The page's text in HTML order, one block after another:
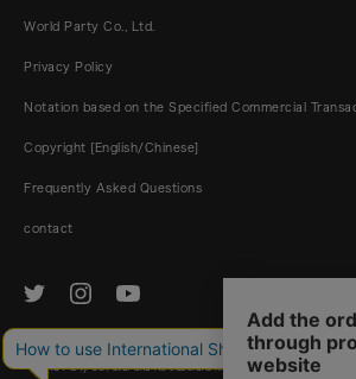
World Party Co., Ltd.
Privacy Policy
Notation based on the Specified Commercial
Copyright [English/Chinese]
Frequently Asked Questions
contact
© World Party Co., Ltd. and its subsidiaries and affiliates. All Rights